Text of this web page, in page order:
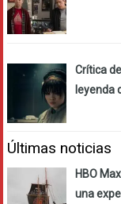
Crítica
leyenda
Últimas noticias
HBO
una